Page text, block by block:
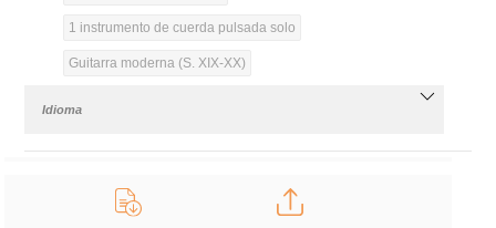
1 instrumento de cuerda pulsada solo
Guitarra moderna (S. XIX-XX)
Idioma